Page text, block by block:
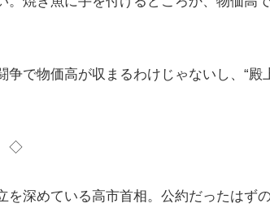
で物価高が収まるわけじゃないし、“殿
深めている高市首相。公約だったはずの